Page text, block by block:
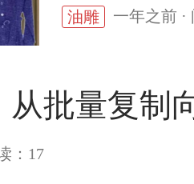
油雕 一年之前 ·
从批量复制
：17